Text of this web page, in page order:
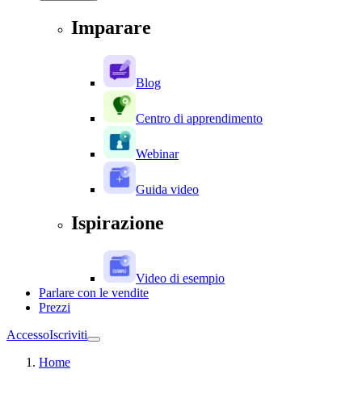
Imparare
Blog
Centro di apprendimento
Webinar
Guida video
Ispirazione
Video di esempio
Parlare con le vendite
Prezzi
AccessoIscriviti
Home